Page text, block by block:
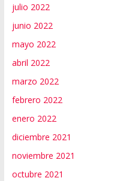
julio 2022
junio 2022
mayo 2022
abril 2022
marzo 2022
febrero 2022
enero 2022
diciembre 2021
noviembre 2021
octubre 2021